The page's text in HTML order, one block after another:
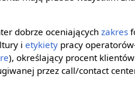
dobrze oceniającychzakres
i etykietypracy
), określający procent
przez call/contact